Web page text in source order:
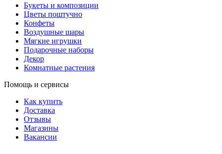
Букеты и композиции
Цветы поштучно
Конфеты
Воздушные шары
Мягкие игрушки
Подарочные наборы
Декор
Комнатные растения
Помощь и сервисы
Как купить
Доставка
Отзывы
Магазины
Вакансии